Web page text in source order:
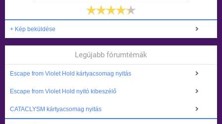
+ Kép beküldése
Legújabb fórumtémák
Escape from Violet Hold kártyacsomag nyitás
Escape from Violet Hold nyitó kibeszélő
CATACLYSM kártyacsomag nyitás